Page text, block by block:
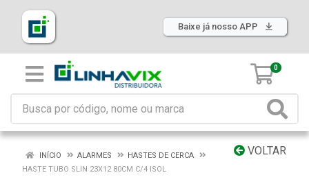
Baixe já nosso APP
0
VOLTAR
INÍCIO ALARMES
HASTES DE CERCA
HASTE TUBO SLIN 23X12 80CM C/4 ISOL